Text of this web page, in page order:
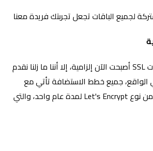
لجميع الباقات تجعل تجربتك فريدة معنا
بالرغم من أن شهادات SSL أصبحت الآن إلزامية، إلا أننا ما زلنا نقدم
الواقع، جميع خطط الاستضافة تأتي مع
شهادة SSL مجانية من نوع Let's Encrypt لمدة عام واحد، والتي